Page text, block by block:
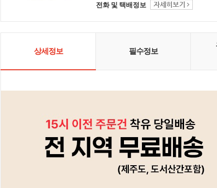
전화 및 택배정보
상세정보 필수정보